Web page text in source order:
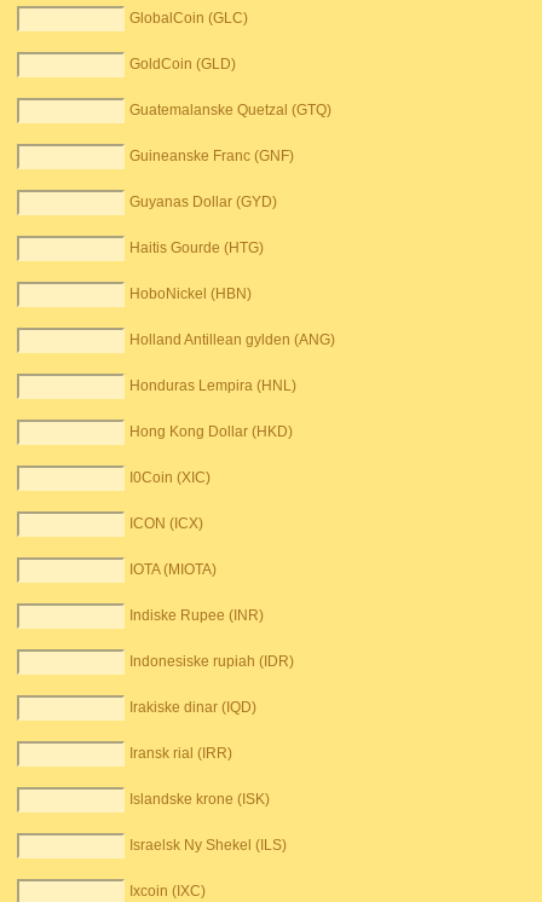
GlobalCoin (GLC)
GoldCoin (GLD)
Guatemalanske Quetzal (GTQ)
Guineanske Franc (GNF)
Guyanas Dollar (GYD)
Haitis Gourde (HTG)
HoboNickel (HBN)
Holland Antillean gylden (ANG)
Honduras Lempira (HNL)
Hong Kong Dollar (HKD)
I0Coin (XIC)
ICON (ICX)
IOTA (MIOTA)
Indiske Rupee (INR)
Indonesiske rupiah (IDR)
Irakiske dinar (IQD)
Iransk rial (IRR)
Islandske krone (ISK)
Israelsk Ny Shekel (ILS)
Ixcoin (IXC)